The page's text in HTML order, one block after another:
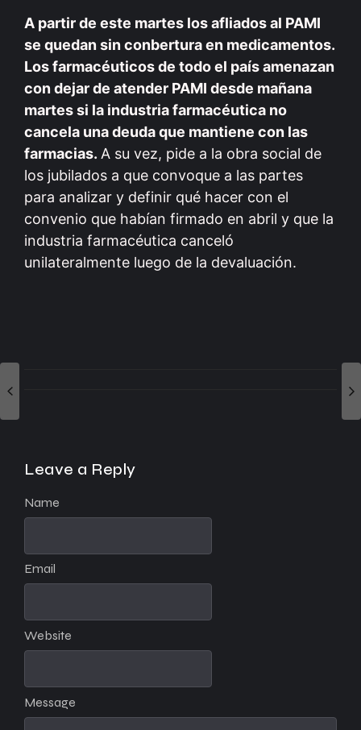
A partir de este martes los afliados al PAMI
se quedan sin conbertura en medicamentos.
Los farmacéuticos de todo el país amenazan
con dejar de atender PAMI desde mañana
martes si la industria farmacéutica no
cancela una deuda que mantiene con las
farmacias. A su vez, pide a la obra social de
los jubilados a que convoque a las partes
para analizar y definir qué hacer con el
convenio que habían firmado en abril y que la
industria farmacéutica canceló
unilateralmente luego de la devaluación.
Leave a Reply
Message
Name
Email
Website